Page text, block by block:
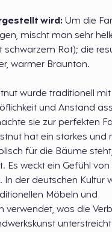
wird:Um die
mischt man sehr
schwarzem Rot); die
warmer Braunton.
wurde traditionell mit
und Anstand
sie zur perfekten
hat ein starkes und
für die Bäume
Es weckt ein Gefühl
der deutschen Kultur
Möbeln und
verwendet, was die